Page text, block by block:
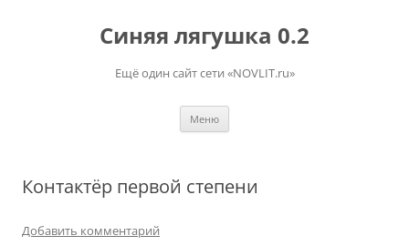
содержимомуСиняя лягушка 0.2
Ещё один сайт сети «NOVLIT.ru»
Меню
Контактёр первой степени
Добавить комментарий